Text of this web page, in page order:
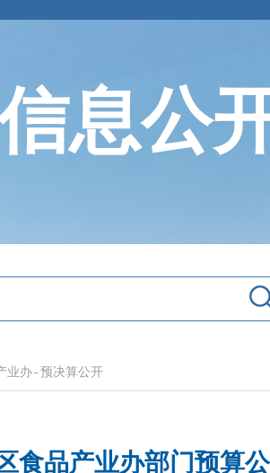
息公
业办- 预决算公开
食品产业办部门预算